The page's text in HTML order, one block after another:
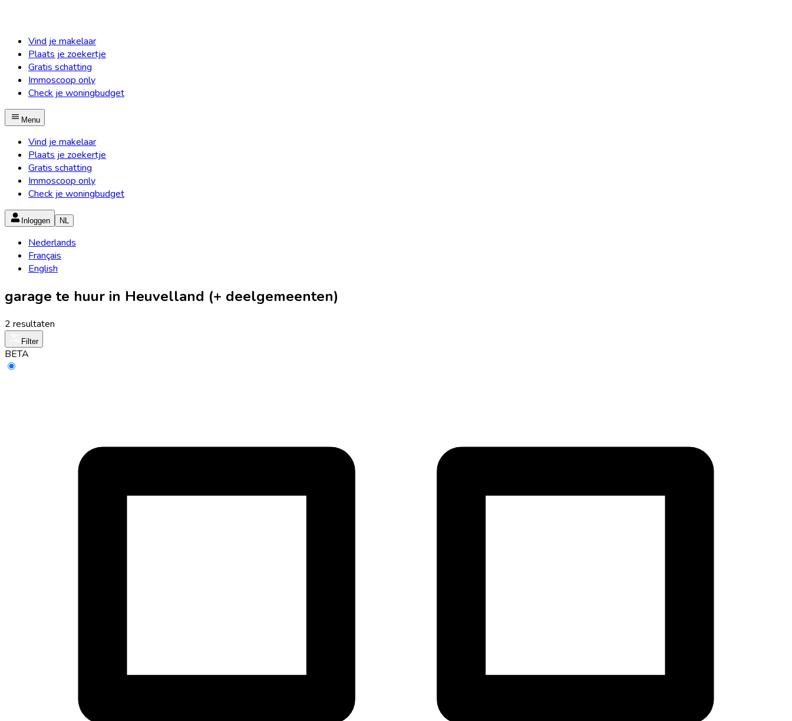
Vind je makelaar
Plaats je zoekertje
Gratis schatting
Immoscoop only
Check je woningbudget
Menu
Vind je makelaar
Plaats je zoekertje
Gratis schatting
Immoscoop only
Check je woningbudget
Inloggen NL
Nederlands
Français
English
garage te huur in Heuvelland (+ deelgemeenten)
2 resultaten
Filter
BETA